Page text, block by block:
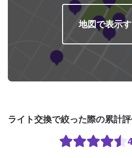
休日：年中無休（大型連休のみ休み）営業時間
地図で表示
ライト交換で絞った際の累計